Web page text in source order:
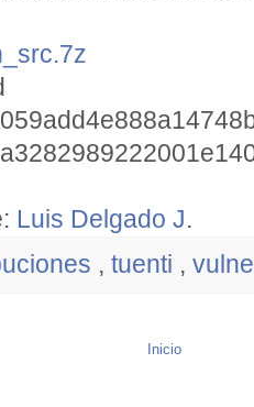
Luis Delgado J.
, tuenti ,
Inicio